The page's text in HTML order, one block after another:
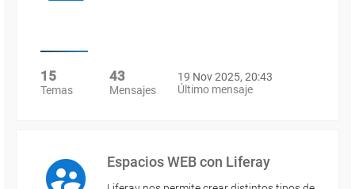
15
Temas
43
Mensajes
19 Nov 2025, 20:43
Último mensaje
Espacios WEB con Liferay